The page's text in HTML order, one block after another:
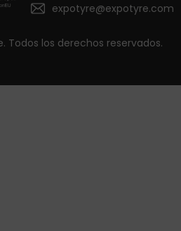
expotyre@expotyre.com
Todos los derechos reservados.